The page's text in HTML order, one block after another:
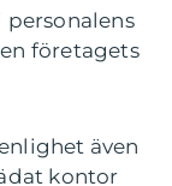
företagets
även
kontor